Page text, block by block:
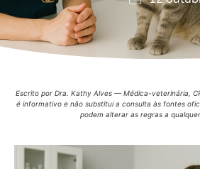
Escrito por Dra. Kathy Alves — Médica-veterinária,
é informativo e não substitui a consulta às fontes
podem alterar as regras a